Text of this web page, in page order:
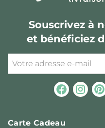
Souscrivez à
et bénéficiez
Carte Cadeau